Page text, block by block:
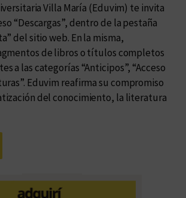
Villa María (Eduvim) te invita
“Descargas”, dentro de la pestaña
del sitio web. En la misma,
de libros o títulos completos
a las categorías “Anticipos”, “Acceso
Eduvim reafirma su compromiso
del conocimiento, la literatura